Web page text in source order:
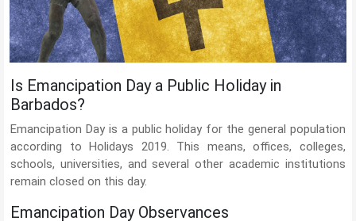
Is Emancipation Day a Public Holiday in
Barbados?
Emancipation Day is a public holiday for the general population
according to Holidays 2019. This means, offices, colleges,
schools, universities, and several other academic institutions
remain closed on this day.
Emancipation Day Observances